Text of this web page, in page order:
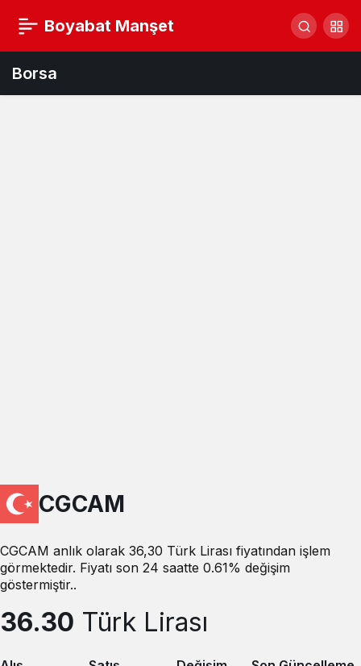
Boyabat Manşet
Borsa
CGCAM
CGCAM anlık olarak 36,30 Türk Lirası fiyatından işlem
görmektedir. Fiyatı son 24 saatte 0.61% değişim
göstermiştir..
36.30 Türk Lirası